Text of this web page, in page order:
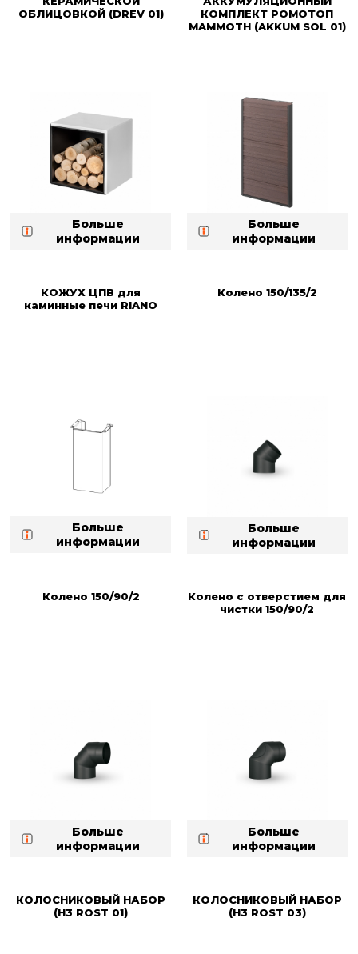
ОБЛИЦОВКОЙ (DREV 01)
Больше
информации
КОМПЛЕКТ РОМОТОП
MAMMOTH (AKKUM SOL 01)
Больше
информации
КОЖУХ ЦПВ для
каминные печи RIANO
Больше
информации
Колено 150/135/2
Больше
информации
Колено 150/90/2
Больше
информации
Колено с отверстием для
чистки 150/90/2
Больше
информации
КОЛОСНИКОВЫЙ НАБОР
(H3 ROST 01)
КОЛОСНИКОВЫЙ НАБОР
(H3 ROST 03)